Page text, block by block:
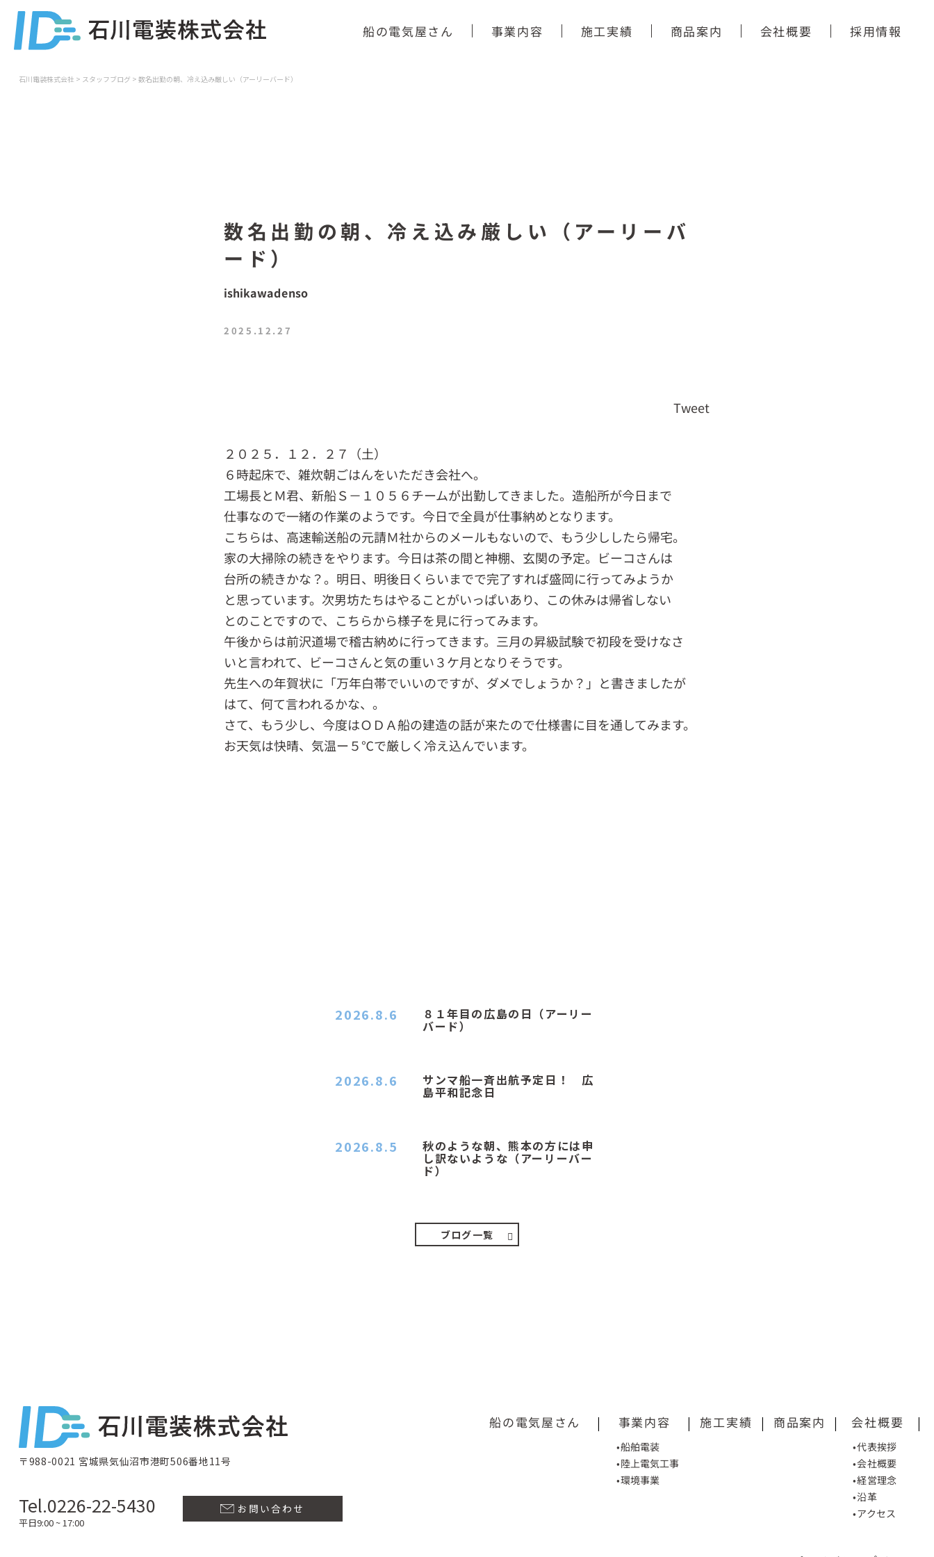
船の電気屋さん 事業内容 施工実績 商品案内 会社概要 採用情報
石川電装株式会社 > スタッフブログ > 数名出勤の朝、冷え込み厳しい（アーリーバード）
数名出勤の朝、冷え込み厳しい（アーリーバ
ード）
ishikawadenso
2025.12.27
Tweet
２０２５．１２．２７（土）
６時起床で、雑炊朝ごはんをいただき会社へ。
工場長とＭ君、新船Ｓ－１０５６チームが出勤してきました。造船所が今日まで
仕事なので一緒の作業のようです。今日で全員が仕事納めとなります。
こちらは、高速輸送船の元請Ｍ社からのメールもないので、もう少ししたら帰宅。
家の大掃除の続きをやります。今日は茶の間と神棚、玄関の予定。ビーコさんは
台所の続きかな？。明日、明後日くらいまでで完了すれば盛岡に行ってみようか
と思っています。次男坊たちはやることがいっぱいあり、この休みは帰省しない
とのことですので、こちらから様子を見に行ってみます。
午後からは前沢道場で稽古納めに行ってきます。三月の昇級試験で初段を受けなさ
いと言われて、ビーコさんと気の重い３ケ月となりそうです。
先生への年賀状に「万年白帯でいいのですが、ダメでしょうか？」と書きましたが
はて、何て言われるかな、。
さて、もう少し、今度はＯＤＡ船の建造の話が来たので仕様書に目を通してみます。
お天気は快晴、気温ー５℃で厳しく冷え込んでいます。
８１年目の広島の日（アーリー
バード）
2026.8.6
サンマ船一斉出航予定日！ 広
島平和記念日
2026.8.6
秋のような朝、熊本の方には申
し訳ないような（アーリーバー
ド）
2026.8.5
ブログ一覧
〒988-0021 宮城県気仙沼市港町506番地11号
Tel.0226-22-5430
平日9:00 ~ 17:00
お問い合わせ
船の電気屋さん | 事業内容
•船舶電装
•陸上電気工事
•環境事業
| 施工実績 | 商品案内 | 会社概要
•代表挨拶
•会社概要
•経営理念
•沿革
•アクセス
|